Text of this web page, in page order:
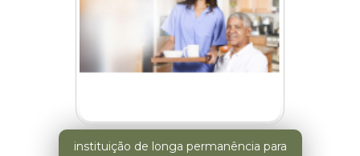
instituição de longa permanência para